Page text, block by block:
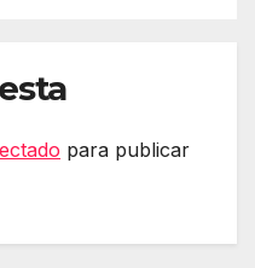
para publicar